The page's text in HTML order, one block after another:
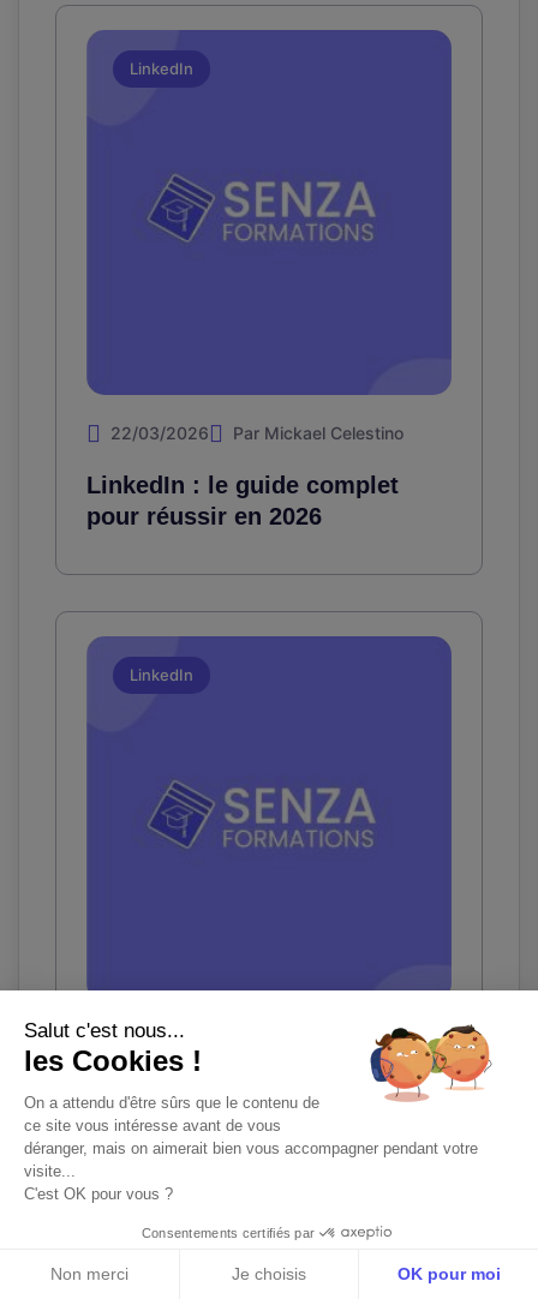
LinkedIn
22/03/2026 Par Mickael Celestino
LinkedIn : le guide complet
pour réussir en 2026
LinkedIn
28/03/2026 Par Mickael Celestino
Message de connexion
LinkedIn : exemples efficaces
Salut c'est nous...
les Cookies !
On a attendu d'être sûrs que le contenu de
ce site vous intéresse avant de vous
déranger, mais on aimerait bien vous accompagner pendant votre
visite...
C'est OK pour vous ?
Consentements certifiés par
Non merci Je choisis OK pour moi